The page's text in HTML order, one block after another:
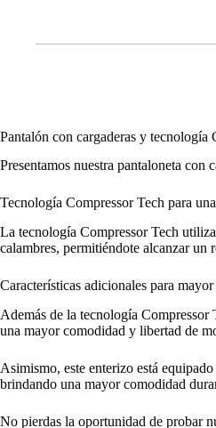
Pantalón con cargaderas y tecnología
Presentamos nuestra pantaloneta
Tecnología Compressor Tech para
La tecnología Compressor Tech
calambres, permitiéndote alcanzar un
Características adicionales para
Además de la tecnología Compressor
una mayor comodidad y libertad de
Asimismo, este enterizo está
brindando una mayor comodidad
No pierdas la oportunidad de probar